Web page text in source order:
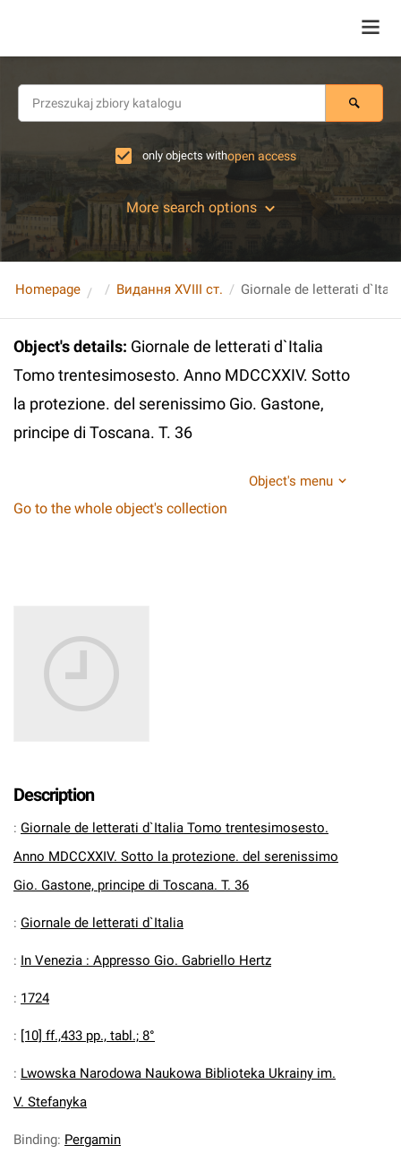
only objects withopen access
More search options
Homepage Видання XVIII ст.
Object's details: Giornale de letterati d`Italia
Tomo trentesimosesto. Anno MDCCXXIV. Sotto
la protezione. del serenissimo Gio. Gastone,
principe di Toscana. T. 36
Object's menu
Go to the whole object's collection
Description
: Giornale de letterati d`Italia Tomo trentesimosesto.
Anno MDCCXXIV. Sotto la protezione. del serenissimo
Gio. Gastone, principe di Toscana. T. 36
: Giornale de letterati d`Italia
: In Venezia : Appresso Gio. Gabriello Hertz
: 1724
: [10] ff.,433 pp., tabl.; 8°
: Lwowska Narodowa Naukowa Biblioteka Ukrainy im.
V. Stefanyka
Binding: Pergamin